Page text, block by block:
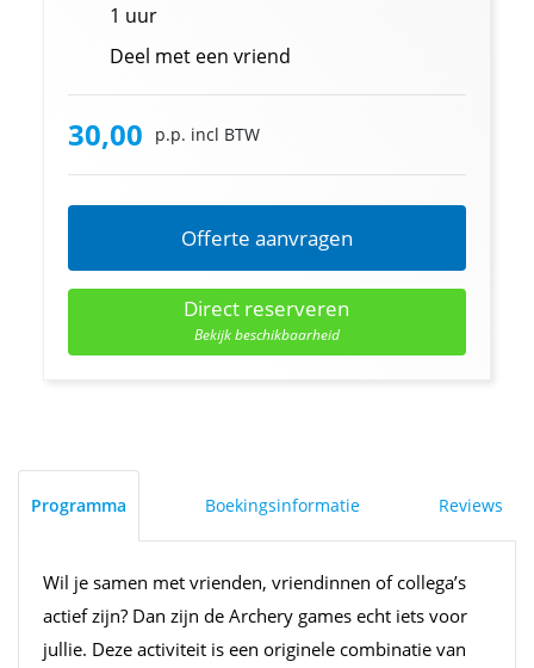
1 uur
Deel met een vriend
30,00 p.p. incl BTW
Offerte aanvragen
Direct reserveren
Bekijk beschikbaarheid
Programma Boekingsinformatie Reviews
Wil je samen met vrienden, vriendinnen of collega’s
actief zijn? Dan zijn de Archery games echt iets voor
jullie. Deze activiteit is een originele combinatie van